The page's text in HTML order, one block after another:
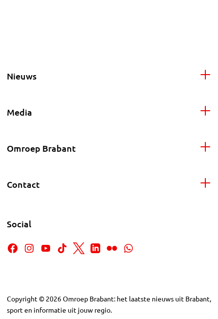
Nieuws
Media
Omroep Brabant
Contact
Social
Copyright © 2026Omroep Brabant: het laatste nieuws uit Brabant,
sport en informatie uit jouw regio.